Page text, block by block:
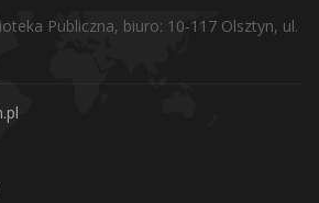
Publiczna, biuro: 10-117 Olsztyn, ul.